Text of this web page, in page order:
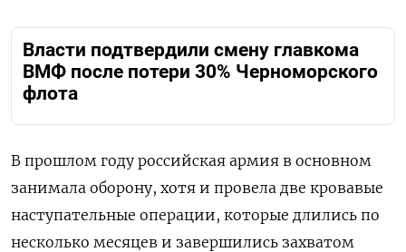
Власти подтвердили смену главкома
ВМФ после потери 30% Черноморского
флота
В прошлом году российская армия в основном
занимала оборону, хотя и провела две кровавые
наступательные операции, которые длились по
несколько месяцев и завершились захватом